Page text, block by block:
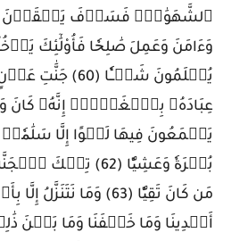
وَءَامَنَ وَعَمِلَ صَٰلِحٗا فَأُوْلَٰٓئِكَ
يُظۡلَمُونَ شَيۡـٔٗا
يَسۡمَعُونَ فِيهَا لَغۡوًا إِلَّا
بُكۡرَةٗ وَعَشِيّٗا (62)
مَن كَانَ تَقِيّٗا (63) وَمَا
أَيۡدِينَا وَمَا خَلۡفَنَا وَمَا بَيۡنَ